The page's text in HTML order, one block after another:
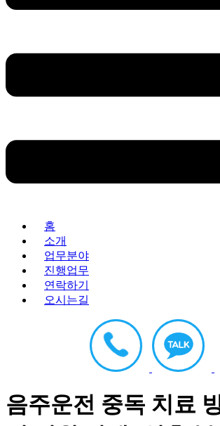
홈
소개
업무분야
진행업무
연락하기
오시는길
음주운전 중독 치료